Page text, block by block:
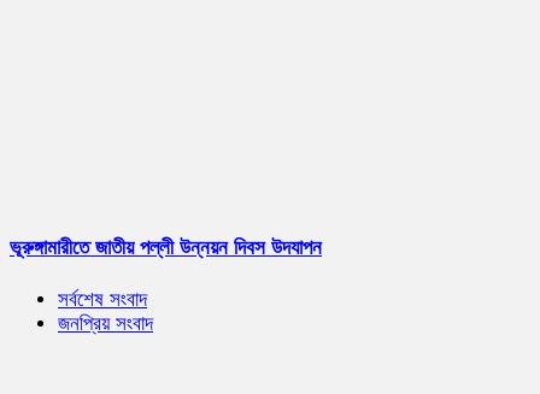
ভূরুঙ্গামারীতে জাতীয় পল্লী উন্নয়ন দিবস উদযাপন
সর্বশেষ সংবাদ
জনপ্রিয় সংবাদ